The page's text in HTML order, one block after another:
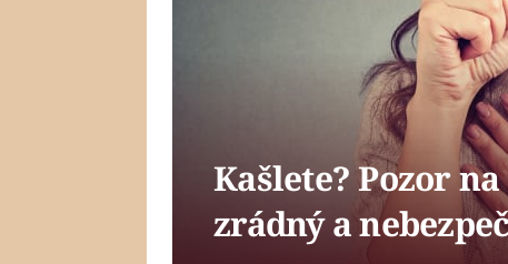
Kašlete? Pozor
zrádný a